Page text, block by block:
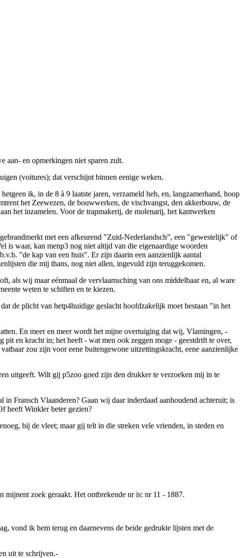
aan- en opmerkingen niet sparen zult.
(voitures); dat verschijnt binnen eenige weken.
ik, in de 8 à 9 laatste jaren, verzameld heb, en, langzamerhand, hoop
het Zeewezen, de bouwwerken, de vischvangst, den akkerbouw, de
het inzamelen. Voor de trapmakerij, de molenarij, het kantwerken
met een afkeurend "Zuid-Nederlandsch”, een "gewestelijk" of
is waar, kan menp3 nog niet altijd van die eigenaardige woorden
"de kap van een huis". Er zijn daarin een aanzienlijk aantal
die mij thans, nog niet allen, ingevuld zijn teruggekomen.
als wij maar eénmaal de vervlaamsching van ons middelbaar en, al ware
weten te schiften en te kiezen.
de plicht van hetp4huidige geslacht hoofdzakelijk moet bestaan "in het
En meer en meer wordt het mijne overtuiging dat wij, Vlamingen, -
en kracht in; het heeft - wat men ook zeggen moge - geestdrift te over,
zou zijn voor eene buitengewone uitzettingskracht, eene aanzienlijke
uitgeeft. Wilt gij p5zoo goed zijn den drukkerte verzoeken mij in te
in Fransch Vlaanderen? Gaan wij daar inderdaad aanhoudend achteruit; is
heeft Winklerbeter gezien?
bij de vleet; maar gij telt in die streken vele vrienden, in steden en
mijnent zoek geraakt. Het ontbrekende nris: nr 11 - 1887.
vond ik hem terug en daarnevens de beide gedrukte lijsten met de
uit te schrijven.-